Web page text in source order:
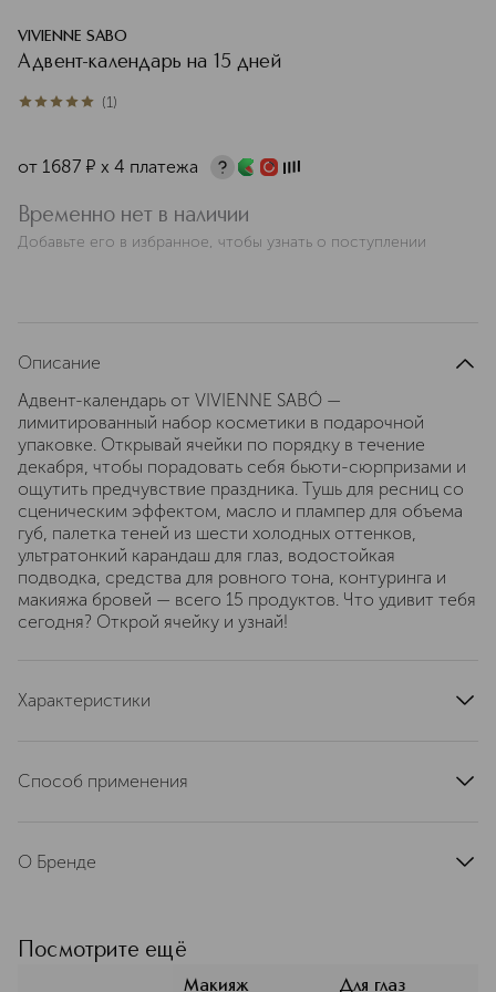
VIVIENNE SABO
Адвент-календарь на 15 дней
5из 51 (1)
от 1687 ¤ х 4 платежа
Временно нет в наличии
Добавьте его в избранное, чтобы узнать о поступлении
Описание
Адвент-календарь от VIVIENNE SABÓ —
лимитированный набор косметики в подарочной
упаковке. Открывай ячейки по порядку в течение
декабря, чтобы порадовать себя бьюти-сюрпризами и
ощутить предчувствие праздника. Тушь для ресниц со
сценическим эффектом, масло и плампер для объема
губ, палетка теней из шести холодных оттенков,
ультратонкий карандаш для глаз, водостойкая
подводка, средства для ровного тона, контуринга и
макияжа бровей — всего 15 продуктов. Что удивит тебя
сегодня? Открой ячейку и узнай!
Характеристики
страна производства
Тушь для ресниц со сценическим эффектом “Cabaret
Première” тон 01, Карандаш для губ «Jolies Levres» тон
03, Плампер для губ "Le Grande Volume Extra Plumping"
тон 01, Карандаш для бровей автоматический
«Filigrane» тон 01, Гель для бровей и ресниц
Способ применения
О Бренде
косметики, вдохновленный
философией l'art de vivre à la français
Посмотрите ещё
Макияж Для глаз